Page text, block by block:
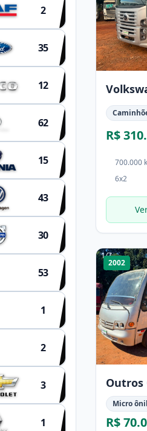
2
35
12
62
15
43
30
53
1
2
3
1
R$
700.000
6x2
1/7
2002
Outros
Micro
R$